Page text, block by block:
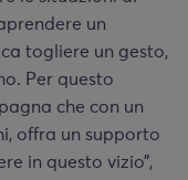
un
togliere un gesto,
Per questo
che con un
offra un supporto
in questo vizio”,